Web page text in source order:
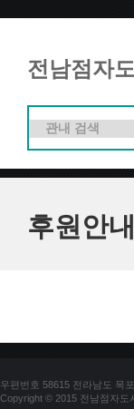
전남점자
후원안내
우편번호 58615 전라남도 목
Copyright © 2015 전남점자도